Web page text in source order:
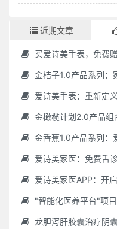
近期文章
买爱诗美手表，免费赠送价
金桔子1.0产品系列：家医AI慢病
爱诗美手表：重新定
金橄榄计划2.0产品组合系列：健康分布机
金香蕉1.0产品系列：爱诗美家医健康
爱诗美家医：免费舌
爱诗美家医APP：开启智能舌
"智能化医养平台"项目
龙胆泻肝胶囊治疗阴囊潮